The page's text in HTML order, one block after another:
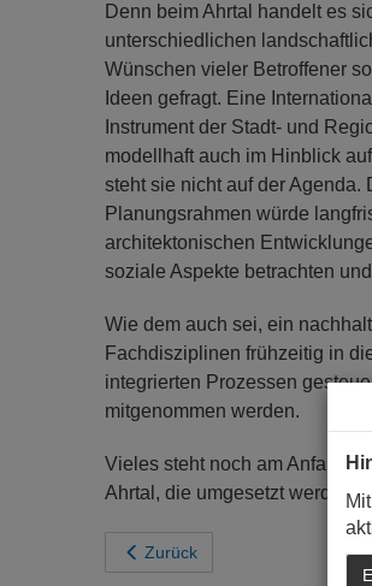
Denn beim Ahrtal handelt es
unterschiedlichen
Wünschen vieler Betroffener
Ideen gefragt. Eine
Instrument der Stadt- und
modellhaft auch im Hinblick
steht sie nicht auf der Agenda.
Planungsrahmen würde
architektonischen
soziale Aspekte betrachten
Wie dem auch sei, ein
Fachdisziplinen frühzeitig in
integrierten Prozessen
mitgenommen werden.
Vieles steht noch am Anfang.
Ahrtal, die umgesetzt werden
Zurück